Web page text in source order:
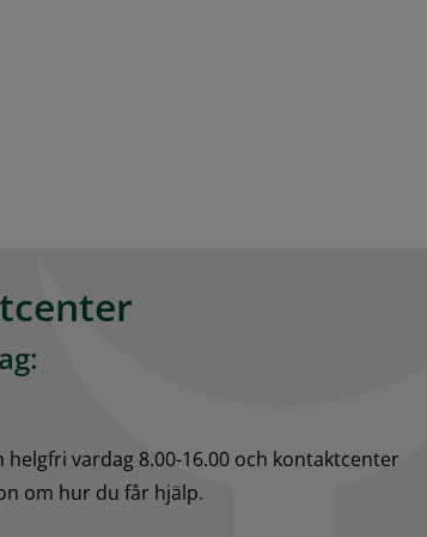
vardag 8.00-16.00 och kontaktcenter
om hur du får hjälp.